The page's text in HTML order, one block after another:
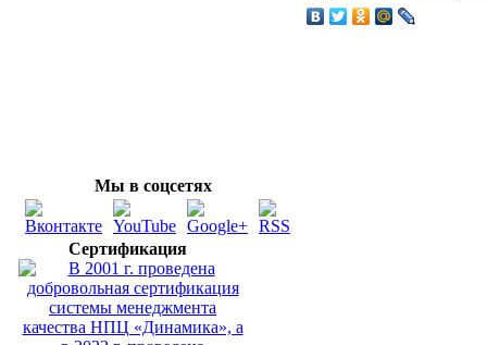
Мы в соцсетях
Сертификация